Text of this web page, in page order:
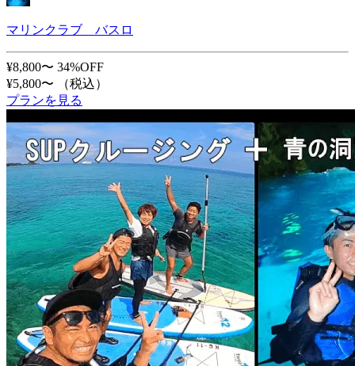
マリンクラブ バスロ
¥8,800〜 34%OFF
¥5,800〜
（税込）
プランを見る